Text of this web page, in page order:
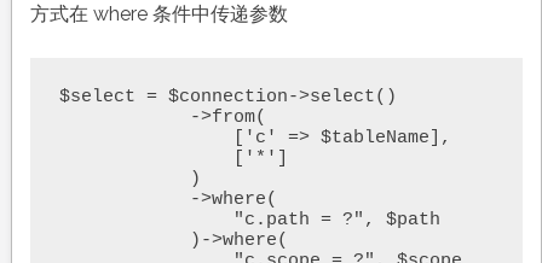
方式在 where 条件中传递参数
$select = $connection->select()